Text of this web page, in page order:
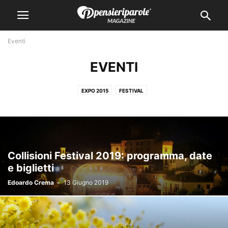
Eventi
EVENTI
EXPO 2015 FESTIVAL
Collisioni Festival 2019: programma, date
e biglietti
Edoardo Crema - 13 Giugno 2019